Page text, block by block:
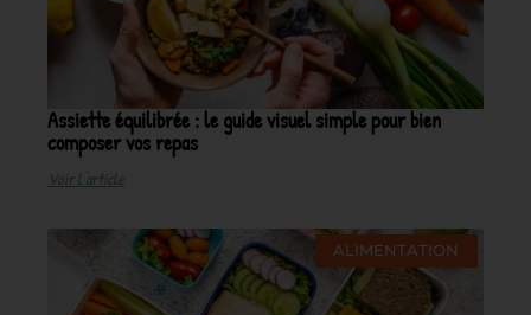
Assiette équilibrée : le guide visuel simple pour bien
composer vos repas
Voir L'article
ALIMENTATION